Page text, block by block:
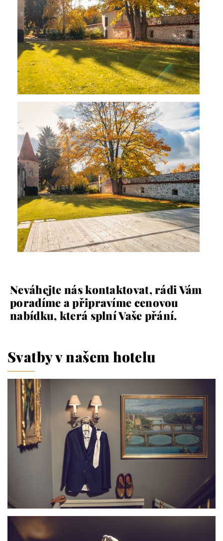
Neváhejte nás kontaktovat, rádi Vám
poradíme a připravíme cenovou
nabídku, která splní Vaše přání.
Svatby v našem hotelu